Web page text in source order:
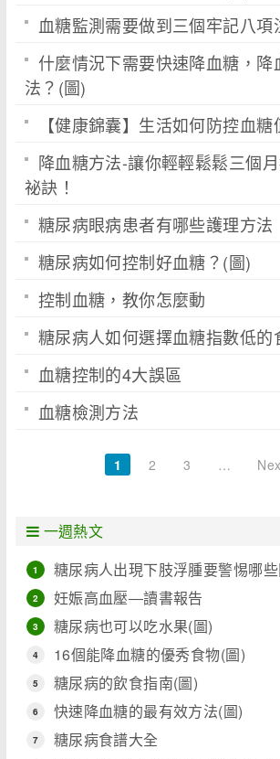
疾病血糖監測需要做到三個牢記八項
什麼情況下需要快速降血糖，降
法？(圖)
【健康錦囊】生活如何防控血糖
降血糖方法-讓你輕輕鬆鬆三個
祕訣！
糖尿病眼病患者有哪些護理方法
糖尿病如何控制好血糖？(圖)
控制血糖，教你怎麼動
糖尿病人如何選擇血糖指數低的
血糖控制的4大誤區
血糖檢測方法
1 2 3 …
一週熱文
1 糖尿病人出現下肢浮腫要警惕哪些
2 妊娠高血壓―讀書報告
3 糖尿病也可以吃水果(圖)
4 16個能降血糖的優秀食物(圖)
5 糖尿病的飲食指南(圖)
6 快速降血糖的最有效方法(圖)
7 糖尿病食譜大全